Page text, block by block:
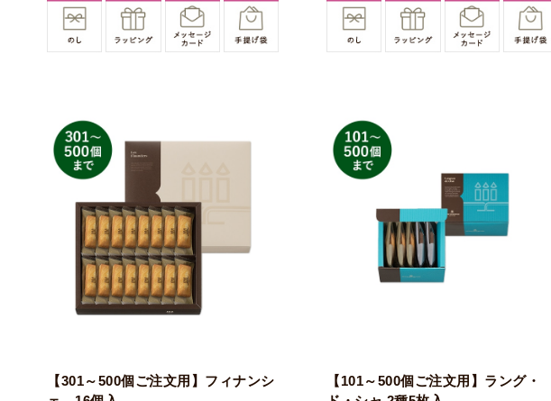
【301～500個ご注文用】フィナンシ
【101～500個ご注文用】ラング・